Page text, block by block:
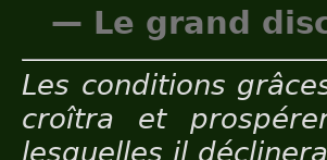
— Le grand
Les conditions
croîtra et
lesquelles il